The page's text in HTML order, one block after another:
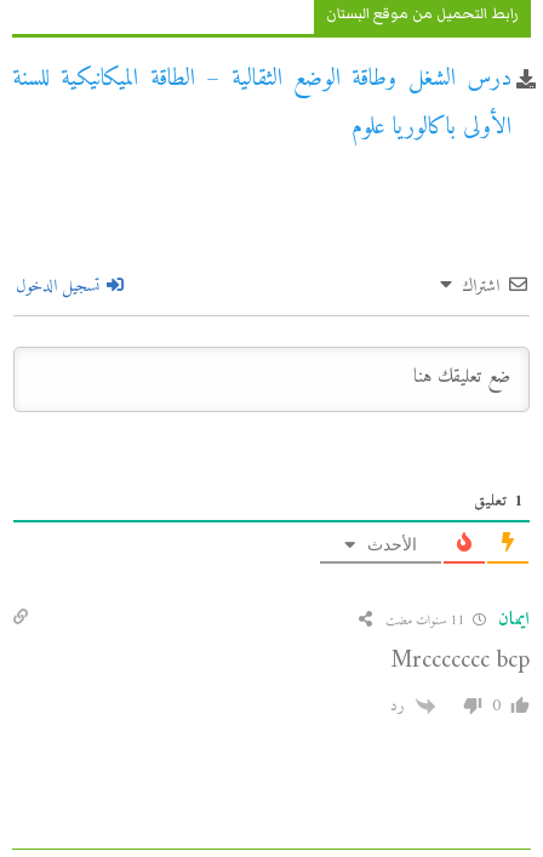
رابط التحميل من موقع البستان
درس الشغل وطاقة الوضع الثقالية – الطاقة الميكانيكية للسنة
الأولى باكالوريا علوم
اشتراك تسجيل الدخول
1 تعليق
الأحدث
ايمان
Mrccccccc bcp
0 رد